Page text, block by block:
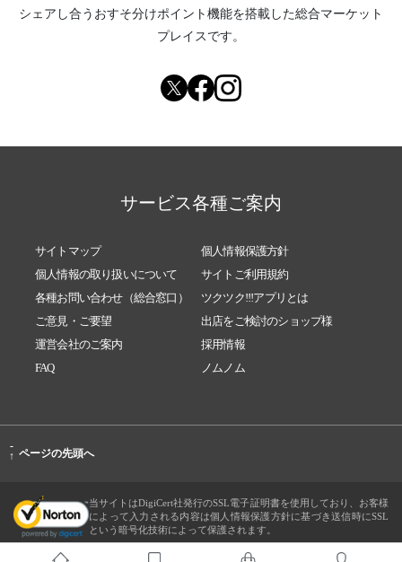
シェアし合う おすそ分けポイント機能を搭載した総合マーケット
プレイスです。
サービス各種ご案内
サイトマップ
個人情報保護方針
個人情報の取り扱いについて
サイトご利用規約
各種お問い合わせ（総合窓口）
ツクツク!!!アプリとは
ご意見・ご要望
出店をご検討のショップ様
運営会社のご案内
採用情報
FAQ
ノムノム
-
↑ ページの先頭へ
当サイトはDigiCert社発行のSSL電子証明書を使用しており、お客様
によって入力される内容は個人情報保護方針に基づき送信時にSSL
という暗号化技術によって保護されます。